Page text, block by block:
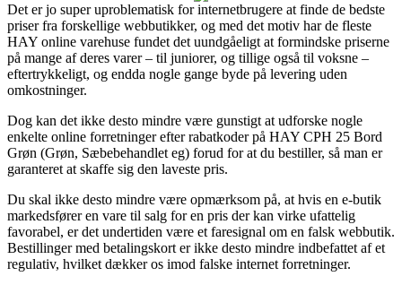
Det er jo super uproblematisk for internetbrugere at finde de bedste
priser fra forskellige webbutikker, og med det motiv har de fleste
HAY online varehuse fundet det uundgåeligt at formindske priserne
på mange af deres varer – til juniorer, og tillige også til voksne –
eftertrykkeligt, og endda nogle gange byde på levering uden
omkostninger.
Dog kan det ikke desto mindre være gunstigt at udforske nogle
enkelte online forretninger efter rabatkoder på HAY CPH 25 Bord
Grøn (Grøn, Sæbebehandlet eg) forud for at du bestiller, så man er
garanteret at skaffe sig den laveste pris.
Du skal ikke desto mindre være opmærksom på, at hvis en e-butik
markedsfører en vare til salg for en pris der kan virke ufattelig
favorabel, er det undertiden være et faresignal om en falsk webbutik.
Bestillinger med betalingskort er ikke desto mindre indbefattet af et
regulativ, hvilket dækker os imod falske internet forretninger.